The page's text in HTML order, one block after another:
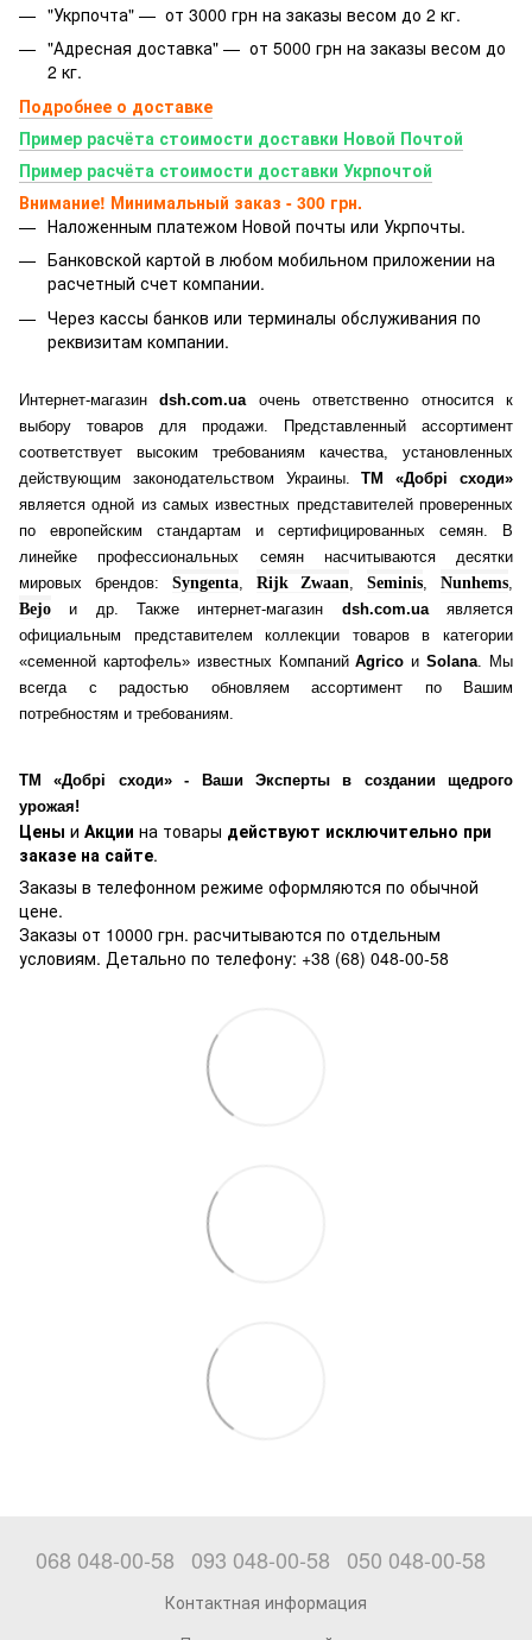
"Укрпочта" — от 3000 грн на заказы весом до 2 кг.
"Адресная доставка" — от 5000 грн на заказы весом до
2 кг.
Подробнее о доставке
Пример расчёта стоимости доставки Новой Почтой
Пример расчёта стоимости доставки Укрпочтой
Внимание! Минимальный заказ - 300 грн.
Наложенным платежом Новой почты или Укрпочты.
Банковской картой в любом мобильном приложении на
расчетный счет компании.
Через кассы банков или терминалы обслуживания по
реквизитам компании.
Интернет-магазинdsh.com.ua очень ответственно относится к
выбору товаров для продажи. Представленный ассортимент
соответствует высоким требованиям качества, установленных
действующим законодательством Украины.ТМ «Добрі сходи»
является одной из самых известных представителей проверенных
по европейским стандартам и сертифицированных семян. В
линейке профессиональных семян насчитываются десятки
мировых брендов: Syngenta, Rijk Zwaan ,Seminis ,Nunhems
Bejo и др. Также интернет-магазин dsh.com.uaявляется
официальным представителем коллекции товаров в категории
«семенной картофель» известных КомпанийAgrico иSolana . Мы
всегда с радостью обновляем ассортимент по Вашим
потребностям и требованиям.
ТМ «Добрі сходи» - Ваши Эксперты в создании щедрого
урожая!
Цены и Акции на товары действуют исключительно при
заказе на сайте.
Заказы в телефонном режиме оформляются по обычной
цене.
Заказы от 10000 грн. расчитываются по отдельным
условиям. Детально по телефону: +38 (68) 048-00-58
068 048-00-58 093 048-00-58 050 048-00-58
Контактная информация